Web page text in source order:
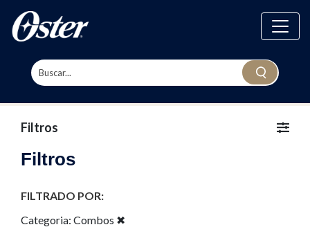
Filtros
Filtros
FILTRADO POR:
Categoria: Combos ✖